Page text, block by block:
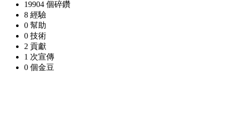
19904 個碎鑽
8 經驗
0 幫助
0 技術
2 貢獻
1 次宣傳
0 個金豆